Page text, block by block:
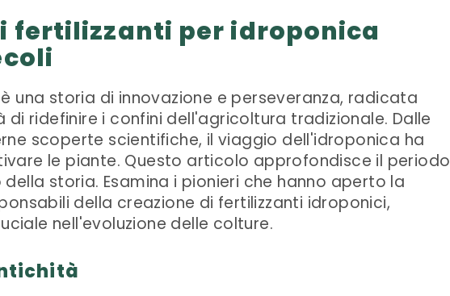
fertilizzanti per idroponica
una storia di innovazione e perseveranza, radicata
di ridefinire i confini dell'agricoltura tradizionale. Dalle
scoperte scientifiche, il viaggio dell'idroponica ha
le piante. Questo articolo approfondisce il periodo
storia. Esamina i pionieri che hanno aperto la
della creazione di fertilizzanti idroponici,
nell'evoluzione delle colture.